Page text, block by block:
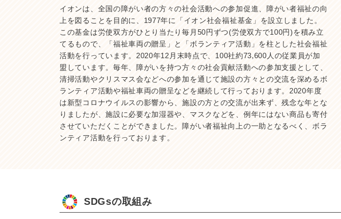
イオンは、全国の障がい者の方々の社会活動への参加促進、障がい者福祉の向
上を図ることを目的に、1977年に「イオン社会福祉基金」を設立しました。
この基金は労使双方がひとり当たり毎月50円ずつ(労使双方で100円)を積み立
てるもので、「福祉車両の贈呈」と「ボランティア活動」を柱とした社会福祉
活動を行っています。2020年12月末時点で、100社約73,600人の従業員が加
盟しています。毎年、障がいを持つ方々の社会貢献活動への参加支援として、
清掃活動やクリスマス会などへの参加を通じて施設の方々との交流を深めるボ
ランティア活動や福祉車両の贈呈などを継続して行っております。2020年度
は新型コロナウイルスの影響から、施設の方との交流が出来ず、残念な年とな
りましたが、施設に必要な加湿器や、マスクなどを、例年にはない商品も寄付
させていただくことができました。障がい者福祉向上の一助となるべく、ボラ
ンティア活動を行っております。
SDGsの取組み